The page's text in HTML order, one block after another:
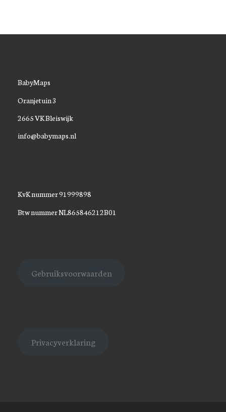
BabyMaps
Oranjetuin 3
2665 VK Bleiswijk
info@babymaps.nl
KvK nummer 91999898
Btw nummer NL865846212B01
Gebruiksvoorwaarden
Privacyverklaring